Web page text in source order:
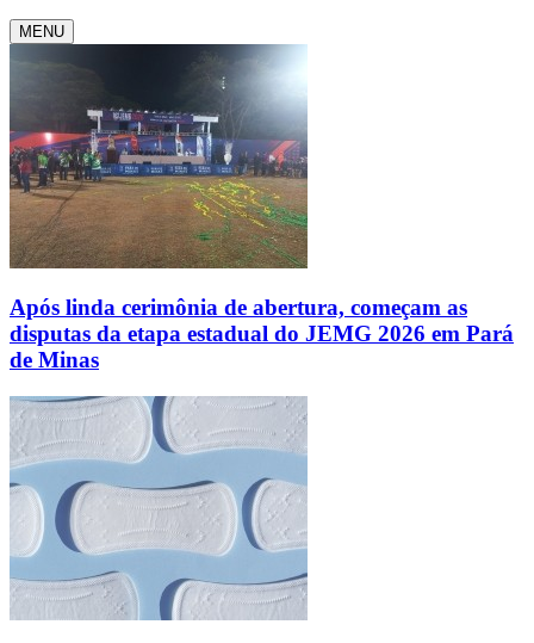
MENU
Após linda cerimônia de abertura, começam as
disputas da etapa estadual do JEMG 2026 em Pará
de Minas